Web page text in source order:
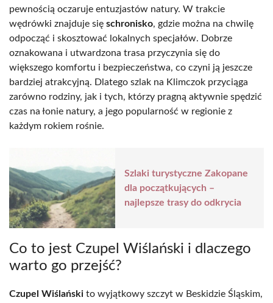
pewnością oczaruje entuzjastów natury. W trakcie
wędrówki znajduje się schronisko, gdzie można na chwilę
odpocząć i skosztować lokalnych specjałów. Dobrze
oznakowana i utwardzona trasa przyczynia się do
większego komfortu i bezpieczeństwa, co czyni ją jeszcze
bardziej atrakcyjną. Dlatego szlak na Klimczok przyciąga
zarówno rodziny, jak i tych, którzy pragną aktywnie spędzić
czas na łonie natury, a jego popularność w regionie z
każdym rokiem rośnie.
Szlaki turystyczne Zakopane
dla początkujących –
najlepsze trasy do odkrycia
Co to jest Czupel Wiślański i dlaczego
warto go przejść?
Czupel Wiślański to wyjątkowy szczyt w Beskidzie Śląskim,